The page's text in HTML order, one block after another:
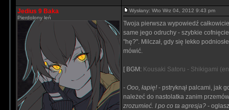
Jedius 9 Baka
Pierdolony leń
Wysłany: Wto Wrz 04, 2012 9:43 pm
Twoja pierwsza wypowiedź
same jego odruchy - szybkie
"hę?". Milczał, gdy się lekko
mówić.
[ BGM: Kousaki Satoru - Shikigami
- Ooo, łapię! - pstryknął palcami, jak
należeć do nastolatka zanim
zrozumieć. I po co ta agresja? -